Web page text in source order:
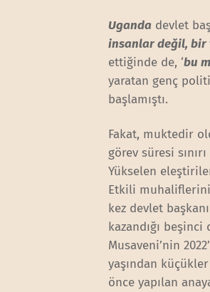
Uganda devlet
insanlar değil, bir
ettiğinde de, ‘bu
yaratan genç
başlamıştı.
Fakat, muktedir
görev süresi
Yükselen
Etkili
kez devlet
kazandığı
Musaveni’nin
yaşından
önce yapılan